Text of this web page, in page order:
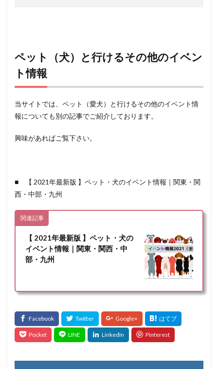
ペット（犬）と行けるその他のイベン
ト情報
当サイトでは、ペット（愛犬）と行けるその他のイベント情
報についても別の記事でご紹介しております。
興味があればご覧下さい。
■ 【 2021年最新版 】ペット・犬のイベント情報｜関東・関
西・中部・九州
関連記事
【 2021年最新版 】ペット・犬の
イベント情報｜関東・関西・中
部・九州